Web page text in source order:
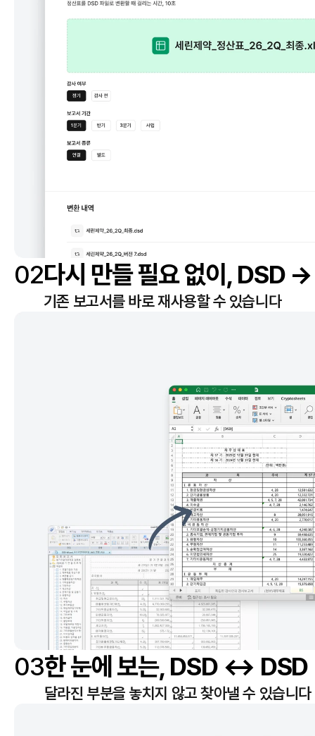
02다시 만들 필요 없이, DSD
기존 보고서를 바로 재사용할 수 있습니다
03한 눈에 보는, DSD ↔ DSD
달라진 부분을 놓치지 않고 찾아낼 수 있습니다